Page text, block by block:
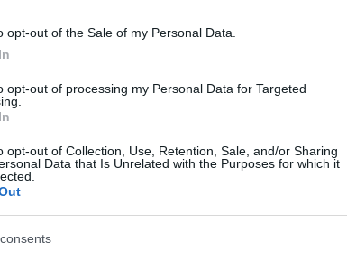
opt-out of the Sale of my Personal Data.
opt-out of processing my Personal Data for Targeted
opt-out of Collection, Use, Retention, Sale, and/or Sharing
Data that Is Unrelated with the Purposes for which it
remember for Kimi! 👏👏 pic.twitter.com/
Team (@MercedesAMGF1)
στιγμή να σώσουν την παρτίδα
Ο οδηγός της Haas, που
γεγονός που δυσκολεύει αφάνταστα το
της Aston Martin. Στην έδρα της Honda, οι
μακριά από τον ρυθμό της